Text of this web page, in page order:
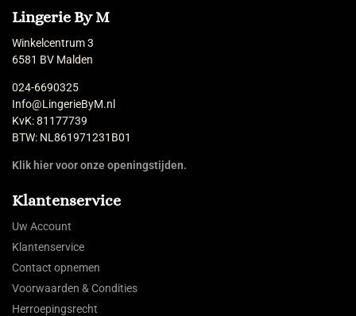
Lingerie By M
Winkelcentrum 3
6581 BV Malden
024-6690325
Info@LingerieByM.nl
KvK: 81177739
BTW: NL861971231B01
Klik hier voor onze openingstijden.
Klantenservice
Uw Account
Klantenservice
Contact opnemen
Voorwaarden & Condities
Herroepingsrecht